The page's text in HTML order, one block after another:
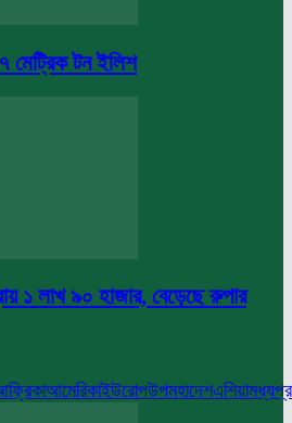
মেট্রিক টন ইলিশ
১ লাখ ৯০ হাজার, বেড়েছে রুপার
আমেরিকাইউরোপউপমহাদেশএশিয়া